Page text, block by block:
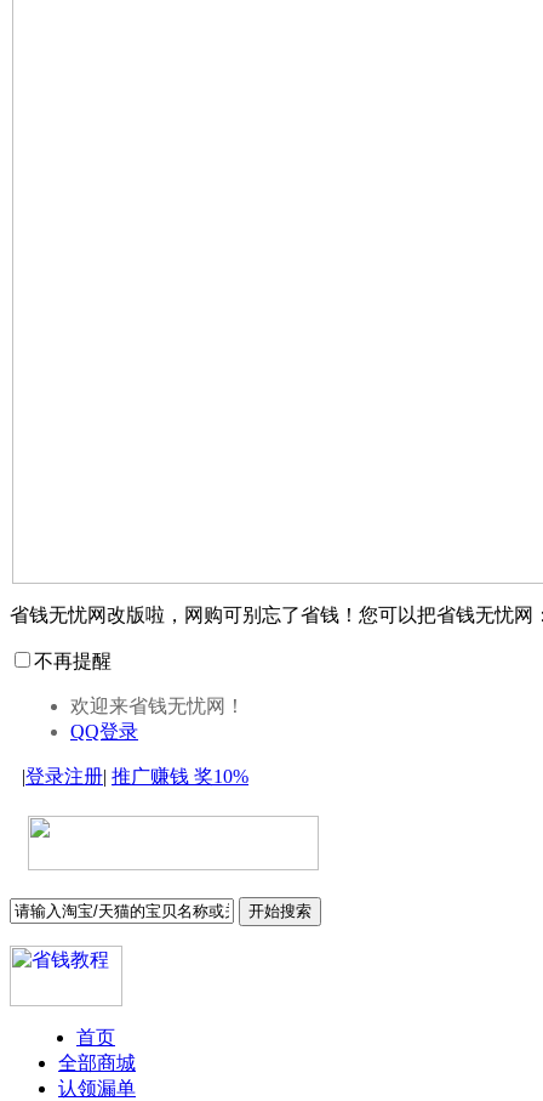
省钱无忧网改版啦，网购可别忘了省钱！您可以把省钱无忧网
不再提醒
欢迎来省钱无忧网！
QQ登录
|登录注册| 推广赚钱 奖10%
开始搜索
首页
全部商城
认领漏单